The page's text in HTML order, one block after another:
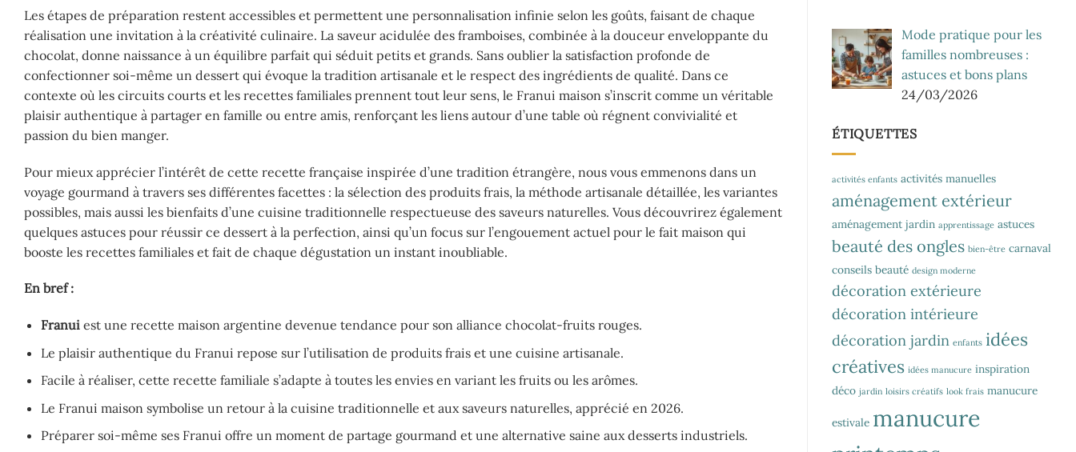
Les étapes de préparation restent accessibles et permettent une personnalisation infinie selon les goûts, faisant de chaque
réalisation une invitation à la créativité culinaire. La saveur acidulée des framboises, combinée à la douceur enveloppante du
chocolat, donne naissance à un équilibre parfait qui séduit petits et grands. Sans oublier la satisfaction profonde de
confectionner soi-même un dessert qui évoque la tradition artisanale et le respect des ingrédients de qualité. Dans ce
contexte où les circuits courts et les recettes familiales prennent tout leur sens, le Franui maison s’inscrit comme un véritable
plaisir authentique à partager en famille ou entre amis, renforçant les liens autour d’une table où régnent convivialité et
passion du bien manger.
Pour mieux apprécier l’intérêt de cette recette française inspirée d’une tradition étrangère, nous vous emmenons dans un
voyage gourmand à travers ses différentes facettes : la sélection des produits frais, la méthode artisanale détaillée, les variantes
possibles, mais aussi les bienfaits d’une cuisine traditionnelle respectueuse des saveurs naturelles. Vous découvrirez également
quelques astuces pour réussir ce dessert à la perfection, ainsi qu’un focus sur l’engouement actuel pour le fait maison qui
booste les recettes familiales et fait de chaque dégustation un instant inoubliable.
En bref :
Franuiest une recette maison argentine devenue tendance pour son alliance chocolat-fruits rouges.
Le plaisir authentique du Franui repose sur l’utilisation de produits frais et une cuisine artisanale.
Facile à réaliser, cette recette familiale s’adapte à toutes les envies en variant les fruits ou les arômes.
Le Franui maison symbolise un retour à la cuisine traditionnelle et aux saveurs naturelles, apprécié en 2026.
Préparer soi-même ses Franui offre un moment de partage gourmand et une alternative saine aux desserts industriels.
Mode pratique pour les
familles nombreuses :
astuces et bons plans
24/03/2026
ÉTIQUETTES
activités enfants activités manuelles
aménagement extérieur
aménagement jardin apprentissage astuces
beauté des ongles bien-être carnaval
conseils beauté design moderne
décoration extérieure
décoration intérieure
décoration jardin enfants idées
créatives idées manucure inspiration
déco jardin loisirs créatifs look frais manucure
estivale manucure